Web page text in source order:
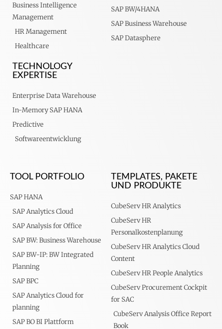
Business Intelligence
Management
HR Management
Healthcare
TECHNOLOGY
EXPERTISE
Enterprise Data Warehouse
In-Memory SAP HANA
Predictive
Softwareentwicklung
SAP BW/4HANA
SAP Business Warehouse
SAP Datasphere
TOOL PORTFOLIO
SAP HANA
SAP Analytics Cloud
SAP Analysis for Office
SAP BW: Business Warehouse
SAP BW-IP: BW Integrated
Planning
SAP BPC
SAP Analytics Cloud for
planning
SAP BO BI Plattform
TEMPLATES, PAKETE
UND PRODUKTE
CubeServ HR Analytics
CubeServ HR
Personalkostenplanung
CubeServ HR Analytics Cloud
Content
CubeServ HR People Analytics
CubeServ Procurement Cockpit
for SAC
CubeServ Analysis Office Report
Book